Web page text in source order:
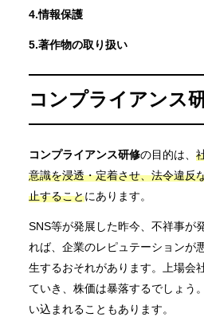
4.情報保護
5.著作物の取り扱い
コンプライアンス
コンプライアンス研修の目的は、
意識を浸透・定着させ、法令違反
止することにあります。
SNS等が発展した昨今、不祥事が
れば、企業のレピュテーションが
生するおそれがあります。上場会
ていき、株価は暴落するでしょう
い込まれることもあります。